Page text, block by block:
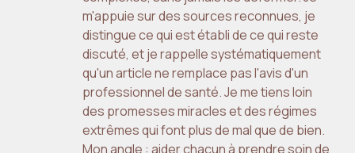
m'appuie sur des sources reconnues, je
distingue ce qui est établi de ce qui reste
discuté, et je rappelle systématiquement
qu'un article ne remplace pas l'avis d'un
professionnel de santé. Je me tiens loin
des promesses miracles et des régimes
extrêmes qui font plus de mal que de bien.
Mon angle : aider chacun à prendre soin de